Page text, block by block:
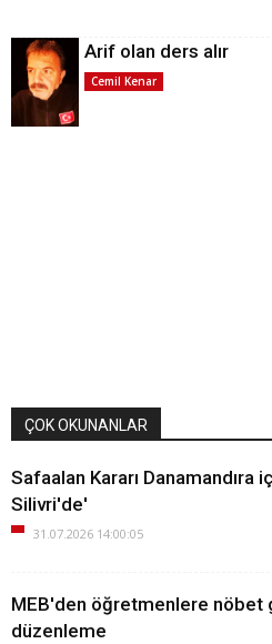
Arif olan ders alır
Cemil Kenar
ÇOK OKUNANLAR
Safaalan Kararı Danamandıra
Silivri'de'
31.07.2026 14:00:05
MEB'den öğretmenlere nöbet
düzenleme